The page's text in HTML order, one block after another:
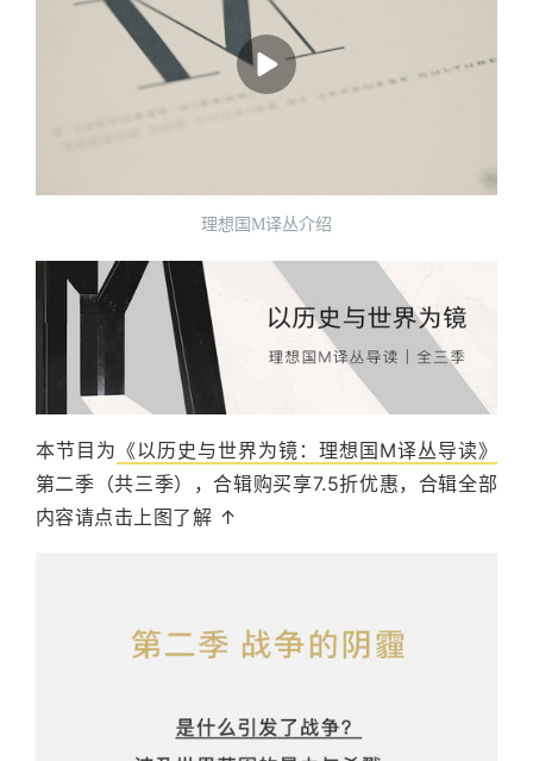
理想国M译丛介绍
本节目为 《以历史与世界为镜：理想国M译丛导读》
第二季（共三季），合辑购买享7.5折优惠，合辑全部
内容请点击上图了解 ↑